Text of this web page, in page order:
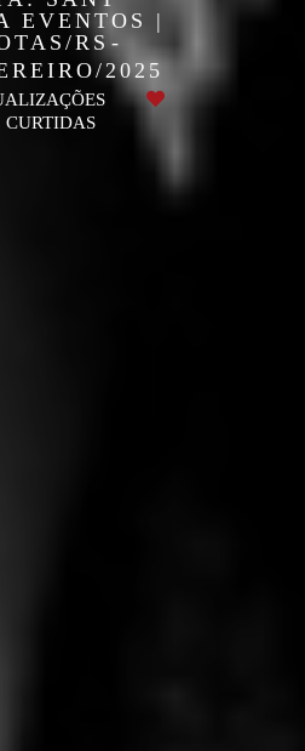
EVENTOS |
RS
2025
CURTIDAS